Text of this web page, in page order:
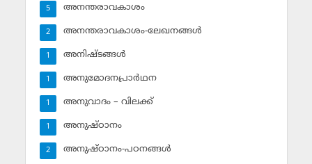
അനന്തരാവകാശം
5
അനന്തരാവകാശം-ലേഖനങ്ങള്‍
2
അനിഷ്ടങ്ങള്‍
1
അനുമോദനപ്രാര്‍ഥന
1
അനുവാദം – വിലക്ക്‌
1
അനുഷ്ഠാനം
1
അനുഷ്ഠാനം-പഠനങ്ങള്‍
2